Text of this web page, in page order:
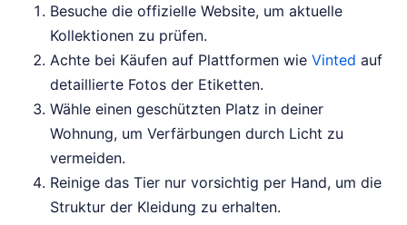
Besuche die offizielle Website, um aktuelle
Kollektionen zu prüfen.
Achte bei Käufen auf Plattformen wie Vinted auf
detaillierte Fotos der Etiketten.
Wähle einen geschützten Platz in deiner
Wohnung, um Verfärbungen durch Licht zu
vermeiden.
Reinige das Tier nur vorsichtig per Hand, um die
Struktur der Kleidung zu erhalten.